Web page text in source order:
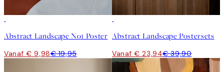
Abstract Landscape No1 Poster
Vanaf € 9,98€ 19,95
Abstract Landscape Postersets
Vanaf € 23,94€ 39,90